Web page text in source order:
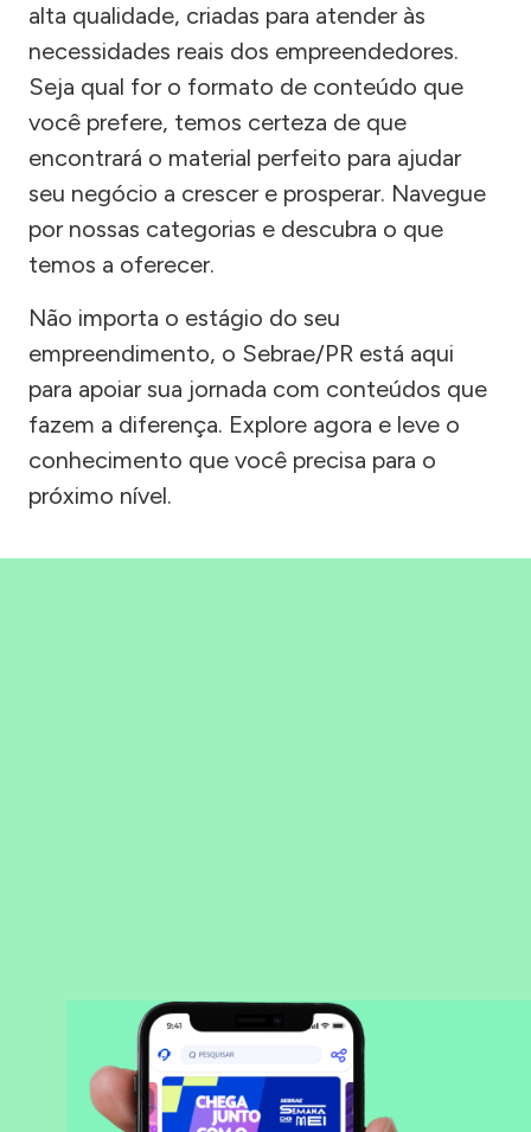
alta qualidade, criadas para atender às
necessidades reais dos empreendedores.
Seja qual for o formato de conteúdo que
você prefere, temos certeza de que
encontrará o material perfeito para ajudar
seu negócio a crescer e prosperar. Navegue
por nossas categorias e descubra o que
temos a oferecer.
Não importa o estágio do seu
empreendimento, o Sebrae/PR está aqui
para apoiar sua jornada com conteúdos que
fazem a diferença. Explore agora e leve o
conhecimento que você precisa para o
próximo nível.